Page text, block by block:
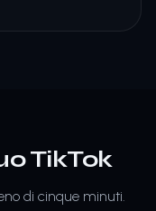
TikTok
di cinque minuti.